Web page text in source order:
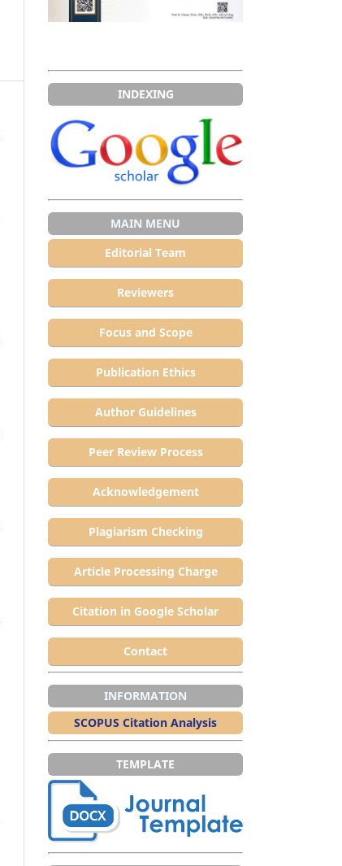
INDEXING
MAIN MENU
Editorial Team
Reviewers
Focus and Scope
Publication Ethics
Author Guidelines
Peer Review Process
Acknowledgement
Plagiarism Checking
Article Processing Charge
Citation in Google Scholar
Contact
INFORMATION
SCOPUS Citation Analysis
TEMPLATE